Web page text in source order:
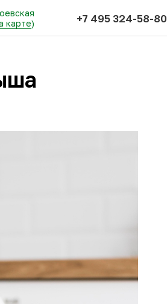
карте) +7 495 324-58-80